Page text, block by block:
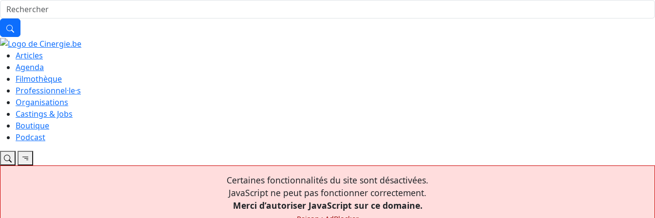
Articles
Agenda
Filmothèque
Professionnel·le·s
Organisations
Castings & Jobs
Boutique
Podcast
Certaines fonctionnalités du site sont désactivées.
JavaScript ne peut pas fonctionner correctement.
Merci d’autoriser JavaScript sur ce domaine.